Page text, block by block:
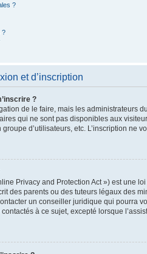
?
?
et d’inscription
?
de le faire, mais les
qui ne sont pas disponibles aux
d’utilisateurs, etc. L’inscription ne
Privacy and Protection Act ») est une
des parents ou des tuteurs légaux des
un conseiller juridique qui pourra
à ce sujet, excepté lorsque